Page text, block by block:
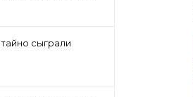
сыграли